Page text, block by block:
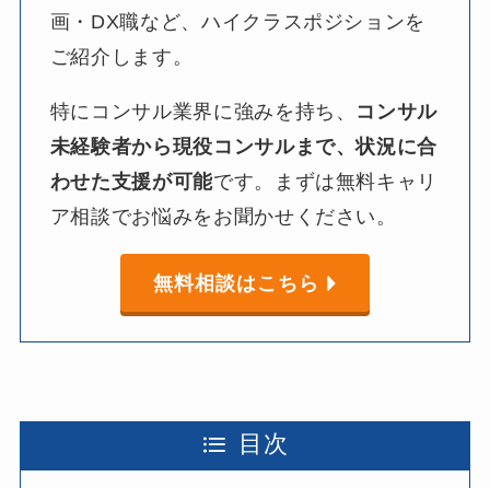
画・DX職など、​ハイクラスポジションを​
ご紹介します。​
特に​コンサル業界に​強みを​持ち、​ コンサル
未経験者から現役コンサルまで、状況に合
わせた支援が可能です。​まずは​無料キャリ
ア相談で​お悩みを​お聞か​せください。​
無料相談はこちら
目次